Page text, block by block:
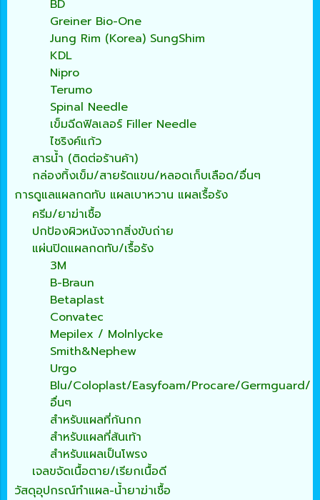
BD
Greiner Bio-One
Jung Rim (Korea) SungShim
KDL
Nipro
Terumo
Spinal Needle
เข็มฉีดฟิลเลอร์ Filler Needle
ไซริงค์แก้ว
สารน้ำ (ติดต่อร้านค้า)
กล่องทิ้งเข็ม/สายรัดแขน/หลอดเก็บเลือด/อื่นๆ
การดูแลแผลกดทับ แผลเบาหวาน แผลเรื้อรัง
ครีม/ยาฆ่าเชื้อ
ปกป้องผิวหนังจากสิ่งขับถ่าย
แผ่นปิดแผลกดทับ/เรื้อรัง
3M
B-Braun
Betaplast
Convatec
Mepilex / Molnlycke
Smith&Nephew
Urgo
Blu/Coloplast/Easyfoam/Procare/Germguard/
อื่นๆ
สำหรับแผลที่ก้นกก
สำหรับแผลที่ส้นเท้า
สำหรับแผลเป็นโพรง
เจลขจัดเนื้อตาย/เรียกเนื้อดี
วัสดุอุปกรณ์ทำแผล-น้ำยาฆ่าเชื้อ